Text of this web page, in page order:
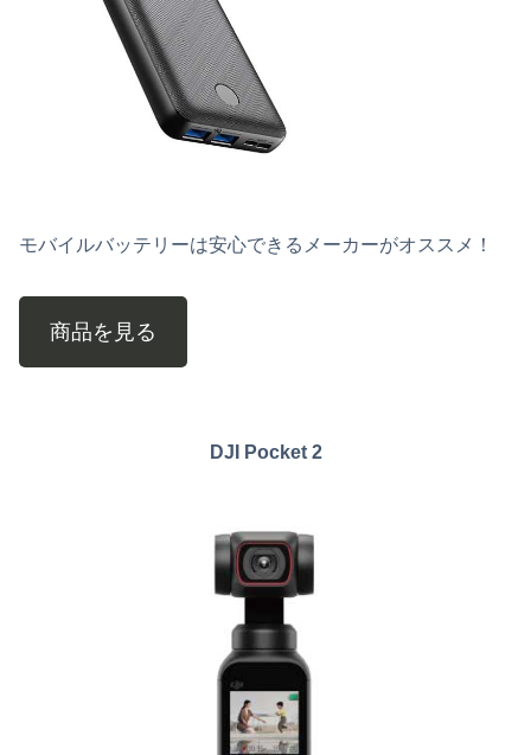
モバイルバッテリーは安心できるメーカーがオススメ！
商品を見る
DJI Pocket 2